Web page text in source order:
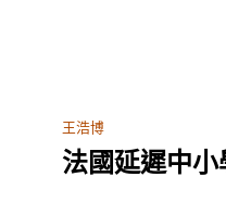
王浩博
法國延遲中